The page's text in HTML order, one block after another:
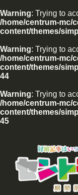
Warning: Trying to
/home/centrum-mc/
content/themes/
Warning: Trying to
/home/centrum-mc/
content/themes/
44
Warning: Trying to
/home/centrum-mc/
content/themes/
45